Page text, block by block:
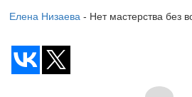
Елена Низаева - Нет мастерства без